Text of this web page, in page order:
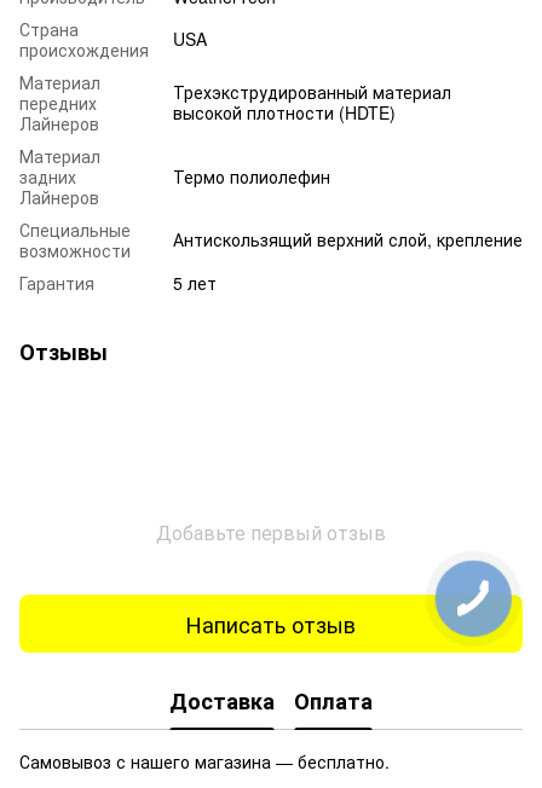
Страна
происхождения
USA
Материал
передних
Лайнеров
Трехэкструдированный материал
высокой плотности (HDTE)
Материал
задних
Лайнеров
Термо полиолефин
Специальные
возможности
Антискользящий верхний слой, крепление
Гарантия
5 лет
Отзывы
Добавьте первый отзыв
Написать отзыв
Доставка Оплата
Самовывоз с нашего магазина — бесплатно.